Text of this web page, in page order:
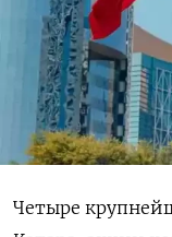
Четыре